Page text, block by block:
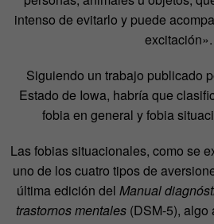
intenso de evitarlo y puede
excitación».
Siguiendo un trabajo publicado
Estado de Iowa, habría que
fobia en general y fobia
Las fobias situacionales, como se
uno de los cuatro tipos de
última edición del Manual
trastornos mentales(DSM-5), algo